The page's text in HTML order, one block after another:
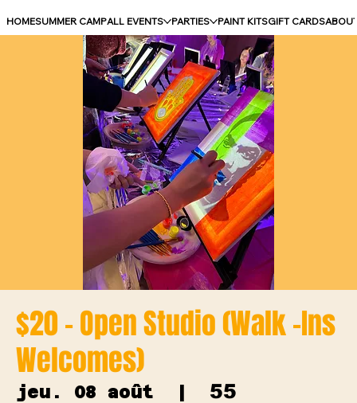
HOMESUMMER CAMPALL EVENTS PARTIES PAINT KITSGIFT CARDS
$20 - Open Studio (Walk -Ins
Welcomes)
jeu. 08 août
  |
55